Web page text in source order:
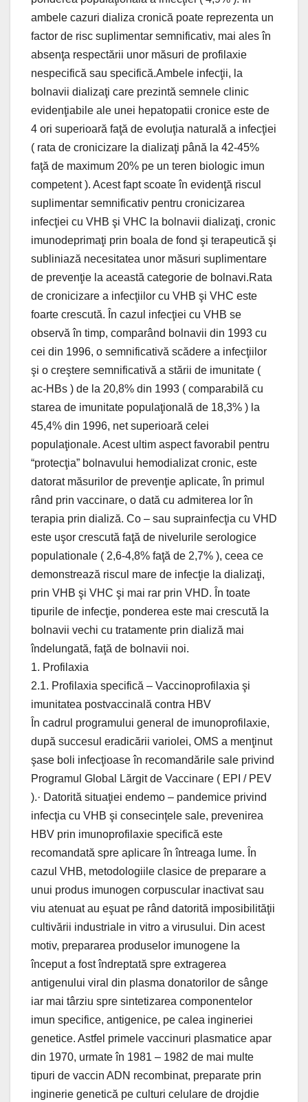
ambele cazuri dializa cronică poate reprezenta un
factor de risc suplimentar semnificativ, mai ales în
absenţa respectării unor măsuri de profilaxie
nespecifică sau specifică.Ambele infecţii, la
bolnavii dializaţi care prezintă semnele clinic
evidenţiabile ale unei hepatopatii cronice este de
4 ori superioară faţă de evoluţia naturală a infecţiei
( rata de cronicizare la dializaţi până la 42-45%
faţă de maximum 20% pe un teren biologic imun
competent ). Acest fapt scoate în evidenţă riscul
suplimentar semnificativ pentru cronicizarea
infecţiei cu VHB şi VHC la bolnavii dializaţi, cronic
imunodeprimaţi prin boala de fond şi terapeutică şi
subliniază necesitatea unor măsuri suplimentare
de prevenţie la această categorie de bolnavi.Rata
de cronicizare a infecţiilor cu VHB şi VHC este
foarte crescută. În cazul infecţiei cu VHB se
observă în timp, comparând bolnavii din 1993 cu
cei din 1996, o semnificativă scădere a infecţiilor
şi o creştere semnificativă a stării de imunitate (
ac-HBs ) de la 20,8% din 1993 ( comparabilă cu
starea de imunitate populaţională de 18,3% ) la
45,4% din 1996, net superioară celei
populaţionale. Acest ultim aspect favorabil pentru
“protecţia” bolnavului hemodializat cronic, este
datorat măsurilor de prevenţie aplicate, în primul
rând prin vaccinare, o dată cu admiterea lor în
terapia prin dializă. Co – sau suprainfecţia cu VHD
este uşor crescută faţă de nivelurile serologice
populationale ( 2,6-4,8% faţă de 2,7% ), ceea ce
demonstrează riscul mare de infecţie la dializaţi,
prin VHB şi VHC şi mai rar prin VHD. În toate
tipurile de infecţie, ponderea este mai crescută la
bolnavii vechi cu tratamente prin dializă mai
îndelungată, faţă de bolnavii noi.
1. Profilaxia
2.1. Profilaxia specifică – Vaccinoprofilaxia şi
imunitatea postvaccinală contra HBV
În cadrul programului general de imunoprofilaxie,
după succesul eradicării variolei, OMS a menţinut
şase boli infecţioase în recomandările sale privind
Programul Global Lărgit de Vaccinare ( EPI / PEV
).· Datorită situaţiei endemo – pandemice privind
infecţia cu VHB şi consecinţele sale, prevenirea
HBV prin imunoprofilaxie specifică este
recomandată spre aplicare în întreaga lume. În
cazul VHB, metodologiile clasice de preparare a
unui produs imunogen corpuscular inactivat sau
viu atenuat au eşuat pe rând datorită imposibilităţii
cultivării industriale in vitro a virusului. Din acest
motiv, prepararea produselor imunogene la
început a fost îndreptată spre extragerea
antigenului viral din plasma donatorilor de sânge
iar mai târziu spre sintetizarea componentelor
imun specifice, antigenice, pe calea ingineriei
genetice. Astfel primele vaccinuri plasmatice apar
din 1970, urmate în 1981 – 1982 de mai multe
tipuri de vaccin ADN recombinat, preparate prin
inginerie genetică pe culturi celulare de drojdie